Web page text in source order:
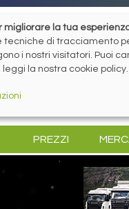
PREZZI
migliorare la tua
tecniche di tracciamento
i nostri visitatori. Puoi
la nostra cookie policy.